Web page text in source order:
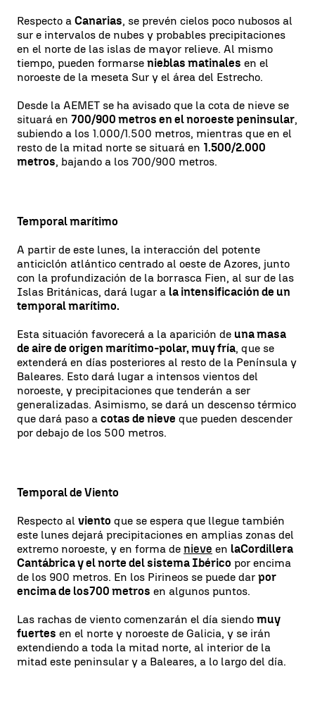
Respecto a Canarias, se prevén cielos poco nubosos al
sur e intervalos de nubes y probables precipitaciones
en el norte de las islas de mayor relieve. Al mismo
tiempo, pueden formarse nieblas matinales en el
noroeste de la meseta Sur y el área del Estrecho.
Desde la AEMET se ha avisado que la cota de nieve se
situará en 700/900 metros en el noroeste peninsular,
subiendo a los 1.000/1.500 metros, mientras que en el
resto de la mitad norte se situará en 1.500/2.000
metros, bajando a los 700/900 metros.
Temporal marítimo
A partir de este lunes, la interacción del potente
anticiclón atlántico centrado al oeste de Azores, junto
con la profundización de la borrasca Fien, al sur de las
Islas Británicas, dará lugar a la intensificación de un
temporal marítimo.
Esta situación favorecerá a la aparición de una masa
de aire de origen marítimo-polar, muy fría, que se
extenderá en días posteriores al resto de la Península y
Baleares. Esto dará lugar a intensos vientos del
noroeste, y precipitaciones que tenderán a ser
generalizadas. Asimismo, se dará un descenso térmico
que dará paso a cotas de nieve que pueden descender
por debajo de los 500 metros.
Temporal de Viento
Respecto al viento que se espera que llegue también
este lunes dejará precipitaciones en amplias zonas del
extremo noroeste, y en forma de nieve en laCordillera
Cantábrica y el norte del sistema Ibérico por encima
de los 900 metros. En los Pirineos se puede dar por
encima de los700 metros en algunos puntos.
Las rachas de viento comenzarán el día siendo muy
fuertes en el norte y noroeste de Galicia, y se irán
extendiendo a toda la mitad norte, al interior de la
mitad este peninsular y a Baleares, a lo largo del día.